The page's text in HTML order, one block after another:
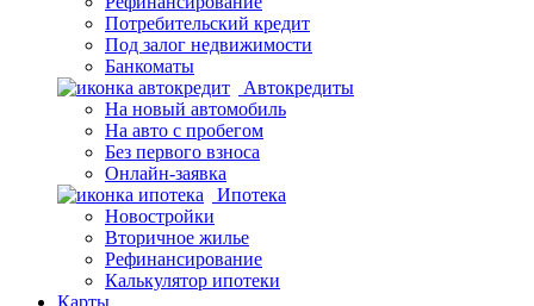
Потребительский кредит
Под залог недвижимости
Банкоматы
Автокредиты
На новый автомобиль
На авто с пробегом
Без первого взноса
Онлайн-заявка
Ипотека
Новостройки
Вторичное жилье
Рефинансирование
Калькулятор ипотеки
Карты